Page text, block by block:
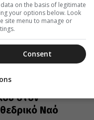
ανάρρηση του
στον
Ναό
on the basis of legitimate
your options below. Look
site menu to manage or
Consent